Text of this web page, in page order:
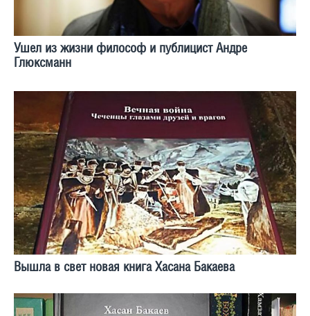
Ушел из жизни философ и публицист Андре
Глюксманн
Вышла в свет новая книга Хасана Бакаева